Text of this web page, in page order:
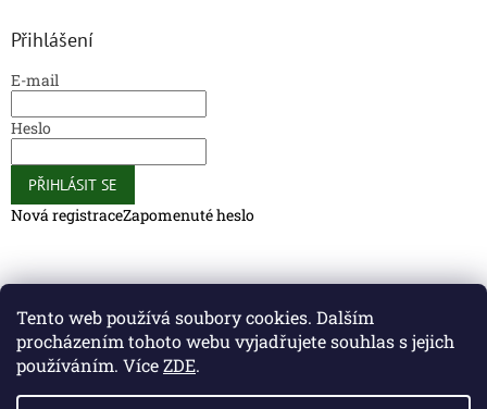
Tento web používá soubory cookies. Dalším
procházením tohoto webu vyjadřujete souhlas s jejich
používáním. VíceZDE.
Přihlášení
E-mail
Heslo
PŘIHLÁSIT SE
Nová registraceZapomenuté heslo